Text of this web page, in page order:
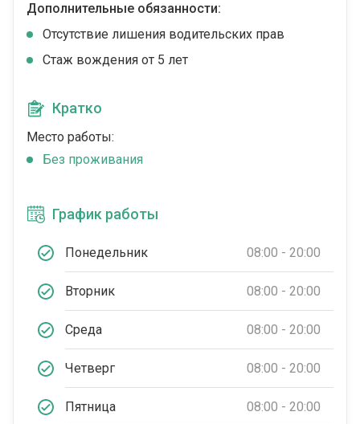
Дополнительные обязанности:
Отсутствие лишения водительских прав
Стаж вождения от 5 лет
Кратко
Место работы:
Без проживания
График работы
Понедельник 08:00 - 20:00
Вторник 08:00 - 20:00
Среда 08:00 - 20:00
Четверг 08:00 - 20:00
Пятница 08:00 - 20:00